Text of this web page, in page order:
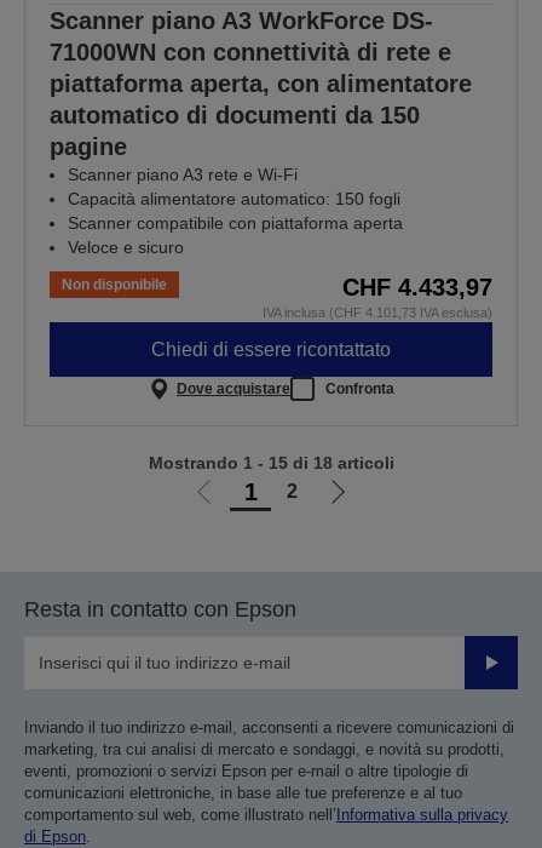
Scanner piano A3 WorkForce DS-
71000WN con connettività di rete e
piattaforma aperta, con alimentatore
automatico di documenti da 150
pagine
Scanner piano A3 rete e Wi-Fi
Capacità alimentatore automatico: 150 fogli
Scanner compatibile con piattaforma aperta
Veloce e sicuro
Non disponibile CHF 4.433,97
IVA inclusa (CHF 4.101,73 IVA esclusa)
Chiedi di essere ricontattato
Dove acquistare Confronta
Vai
1 2
Vai
Mostrando 1 - 15 di 18 articoli
Resta in contatto con Epson
Invia
Inviando il tuo indirizzo e-mail, acconsenti a ricevere comunicazioni di
marketing, tra cui analisi di mercato e sondaggi, e novità su prodotti,
eventi, promozioni o servizi Epson per e-mail o altre tipologie di
comunicazioni elettroniche, in base alle tue preferenze e al tuo
comportamento sul web, come illustrato nell’ Informativa sulla privacy
di Epson.